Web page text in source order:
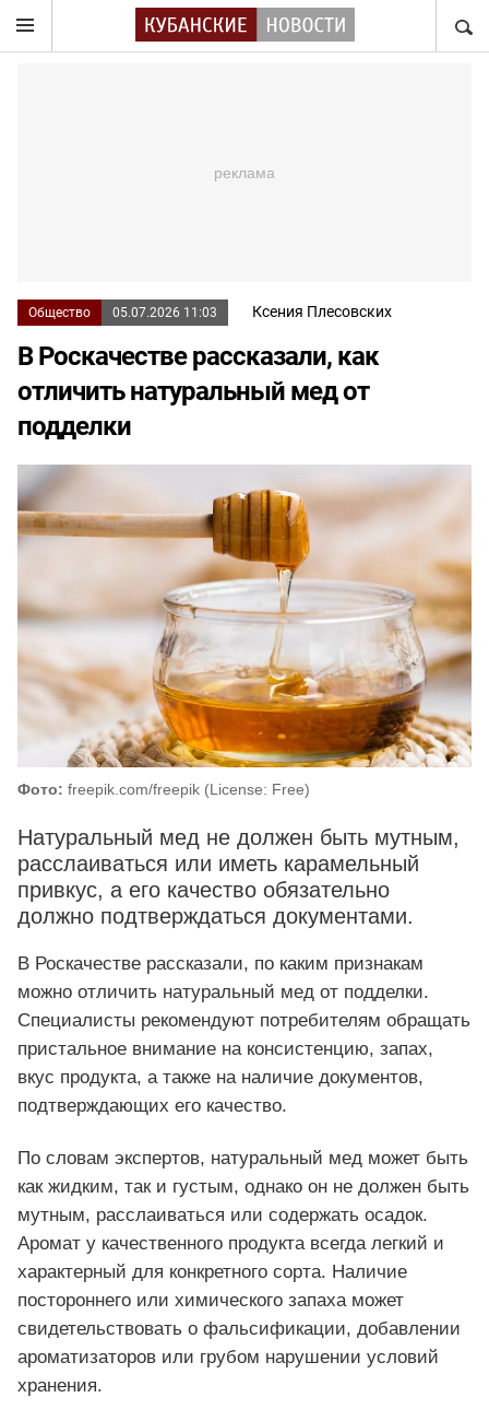
Общество 05.07.2026 11:03 Ксения Плесовских
В Роскачестве рассказали, как
отличить натуральный мед от
подделки
Фото: freepik.com/freepik (License: Free)
Натуральный мед не должен быть мутным,
расслаиваться или иметь карамельный
привкус, а его качество обязательно
должно подтверждаться документами.
В Роскачестве рассказали, по каким признакам
можно отличить натуральный мед от подделки.
Специалисты рекомендуют потребителям обращать
пристальное внимание на консистенцию, запах,
вкус продукта, а также на наличие документов,
подтверждающих его качество.
По словам экспертов, натуральный мед может быть
как жидким, так и густым, однако он не должен быть
мутным, расслаиваться или содержать осадок.
Аромат у качественного продукта всегда легкий и
характерный для конкретного сорта. Наличие
постороннего или химического запаха может
свидетельствовать о фальсификации, добавлении
ароматизаторов или грубом нарушении условий
хранения.